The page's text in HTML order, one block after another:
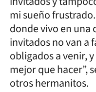
mi sueño
donde vivo en una
invitados no van a
obligados a venir,
mejor que hacer”,
otros hermanitos.